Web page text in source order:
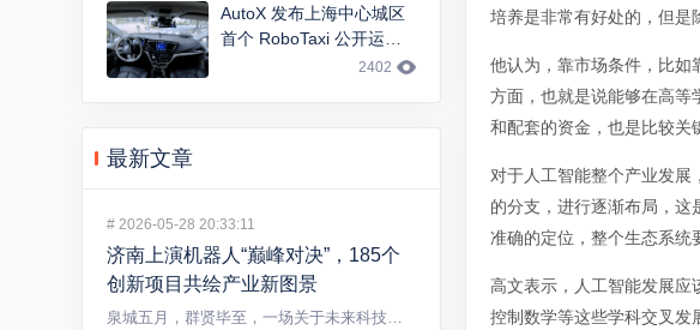
AutoX 发布上海中心城区
首个 RoboTaxi 公开运
营，基于 FCA 大捷龙车型
2402
最新文章
# 2026-05-28 20:33:11
济南上演机器人“巅峰对决”，185个
创新项目共绘产业新图景
泉城五月，群贤毕至，一场关于未来科技的盛宴在济南精彩上演。5...
培养是非常有好处的，但是
他认为，靠市场条件，比如
方面，也就是说能够在高等
和配套的资金，也是比较关
对于人工智能整个产业发展
的分支，进行逐渐布局，这
准确的定位，整个生态系统
高文表示，人工智能发展应
控制数学等这些学科交叉发